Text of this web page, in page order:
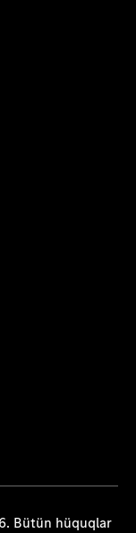
Bütün hüquqlar